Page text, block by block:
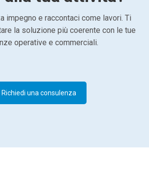
impegno e raccontaci come lavori. Ti
la soluzione più coerente con le tue
operative e commerciali.
Richiedi una consulenza